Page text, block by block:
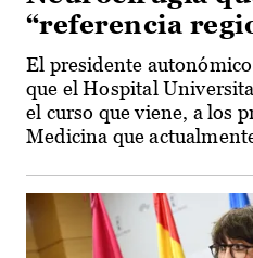
“referencia
El presidente
que el Hospital
el curso que viene, a los
Medicina que